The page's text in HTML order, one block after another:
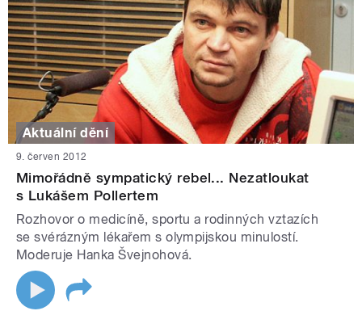
Aktuální dění
9. červen 2012
Mimořádně sympatický rebel... Nezatloukat
s Lukášem Pollertem
Rozhovor o medicíně, sportu a rodinných vztazích
se svérázným lékařem s olympijskou minulostí.
Moderuje Hanka Švejnohová.